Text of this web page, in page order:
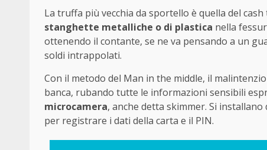
La truffa più vecchia da sportello è quella del
stanghette metalliche o di plastica nella
ottenendo il contante, se ne va pensando a un
soldi intrappolati.
Con il metodo del Man in the middle, il
banca, rubando tutte le informazioni sensibili
microcamera, anche detta skimmer. Si
per registrare i dati della carta e il PIN.